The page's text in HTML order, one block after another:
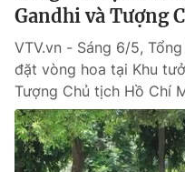
Gandhi và Tượng
VTV.vn - Sáng 6/5,
đặt vòng hoa tại Khu
Tượng Chủ tịch Hồ Chí